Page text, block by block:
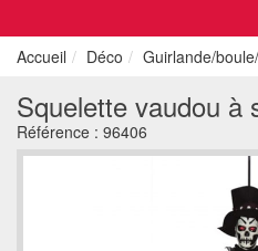
Accueil Déco Guirlande/
Squelette vaudou à
Référence : 96406